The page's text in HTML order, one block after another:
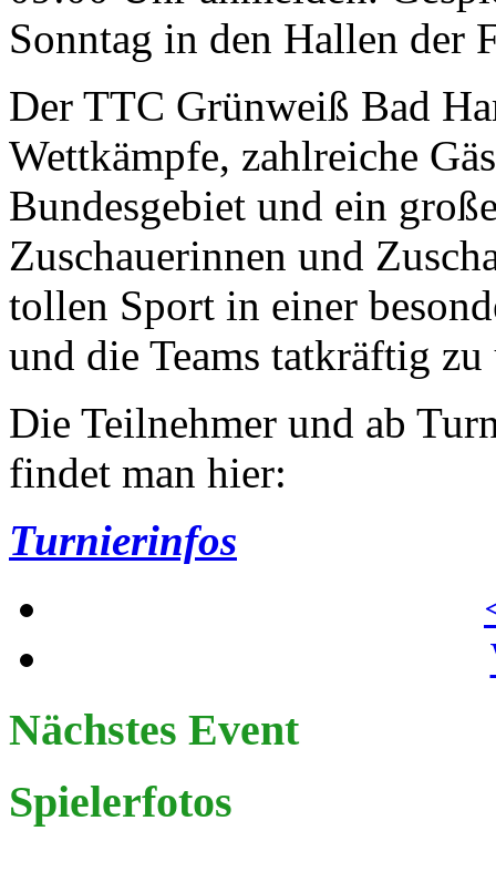
Sonntag in den Hallen der
Der TTC Grünweiß Bad
Wettkämpfe, zahlreiche
Bundesgebiet und ein
Zuschauerinnen und
tollen Sport in einer
und die Teams tatkräftig zu
Die Teilnehmer und ab
findet man hier:
Turnierinfos
Nächstes Event
Spielerfotos